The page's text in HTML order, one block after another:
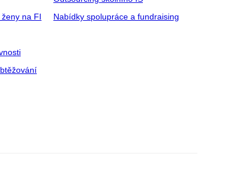
na FI
Nabídky spolupráce a fundraising